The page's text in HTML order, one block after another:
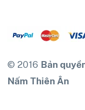
© 2016 Bản
Nấm Thiên Ân